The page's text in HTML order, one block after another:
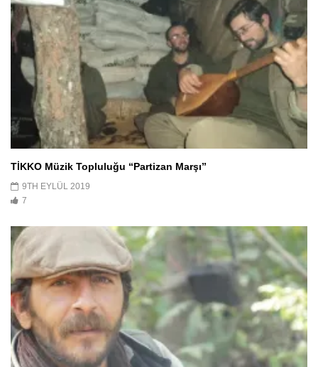
TİKKO Müzik Topluluğu “Partizan Marşı”
9TH EYLÜL 2019
7